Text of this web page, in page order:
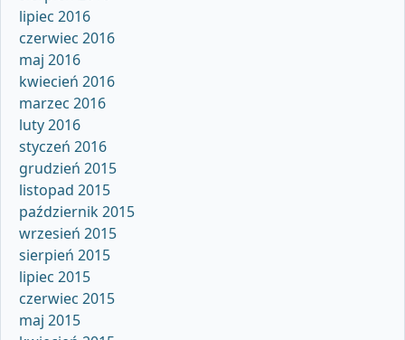
lipiec 2016
czerwiec 2016
maj 2016
kwiecień 2016
marzec 2016
luty 2016
styczeń 2016
grudzień 2015
listopad 2015
październik 2015
wrzesień 2015
sierpień 2015
lipiec 2015
czerwiec 2015
maj 2015